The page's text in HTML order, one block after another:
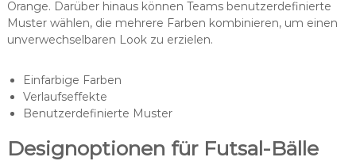
Orange. Darüber hinaus können Teams benutzerdefinierte
Muster wählen, die mehrere Farben kombinieren, um einen
unverwechselbaren Look zu erzielen.
Einfarbige Farben
Verlaufseffekte
Benutzerdefinierte Muster
Designoptionen für Futsal-Bälle